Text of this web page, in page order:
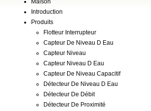
Maison
Introduction
Produits
Flotteur Interrupteur
Capteur De Niveau D Eau
Capteur Niveau
Capteur Niveau D Eau
Capteur De Niveau Capacitif
Détecteur De Niveau D Eau
Détecteur De Débit
Détecteur De Proximité